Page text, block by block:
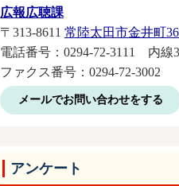
広報広聴課
〒313-8611 常陸太田市金井町
電話番号：0294‐72‐3111 内線
ファクス番号：0294‐72‐3002
メールでお問い合わせをする
アンケート